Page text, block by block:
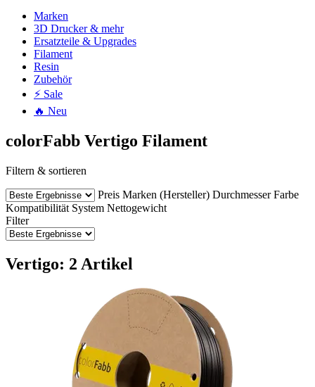
Marken
3D Drucker & mehr
Ersatzteile & Upgrades
Filament
Resin
Zubehör
⚡ Sale
🔥 Neu
colorFabb Vertigo Filament
Filtern & sortieren
Preis Marken (Hersteller) Durchmesser Farbe
Kompatibilität System Nettogewicht
Filter
Vertigo: 2 Artikel